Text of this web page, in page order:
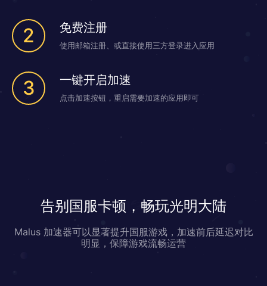
2 免费注册
使用邮箱注册、或直接使用三方登录进入应用
3 一键开启加速
点击加速按钮，重启需要加速的应用即可
告别国服卡顿，畅玩光明大陆
Malus 加速器可以显著提升国服游戏，加速前后延迟对比
明显，保障游戏流畅运营